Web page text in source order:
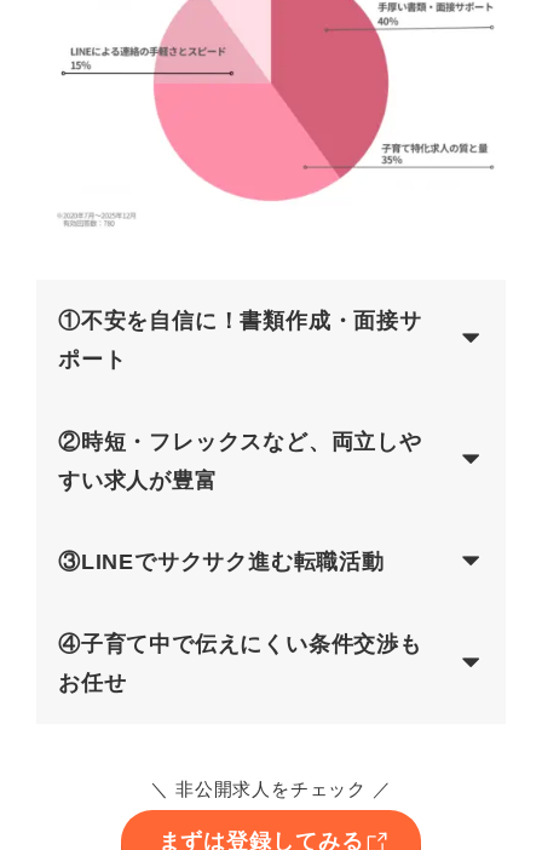
①不安を自信に！書類作成・面接サ
ポート
②時短・フレックスなど、両立しや
すい求人が豊富
③LINEでサクサク進む転職活動
④子育て中で伝えにくい条件交渉も
お任せ
＼ 非公開求人をチェック ／
まずは登録してみる